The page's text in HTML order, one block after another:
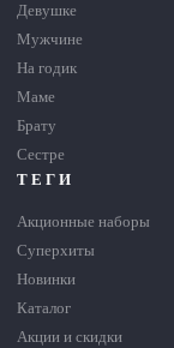
Девушке
Мужчине
На годик
Маме
Брату
Сестре
ТЕГИ
Акционные наборы
Суперхиты
Новинки
Каталог
Акции и скидки